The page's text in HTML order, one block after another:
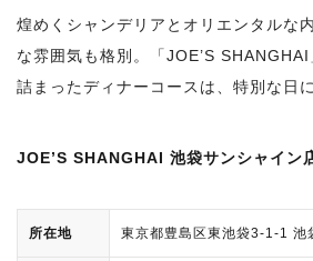
煌めくシャンデリアとオリエンタルな
な雰囲気も格別。「JOE’S
詰まったディナーコースは、特別な日
JOE’S SHANGHAI 池袋サンシャイン
所在地 東京都豊島区東池袋3-1-1 池